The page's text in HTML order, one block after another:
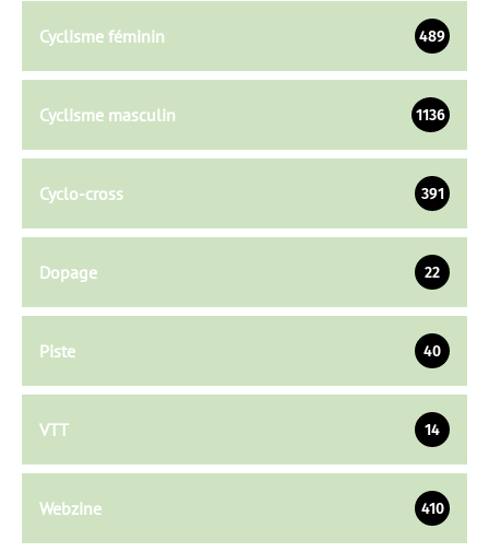
Cyclisme féminin 489
Cyclisme masculin 1136
Cyclo-cross 391
Dopage 22
Piste 40
VTT 14
Webzine 410